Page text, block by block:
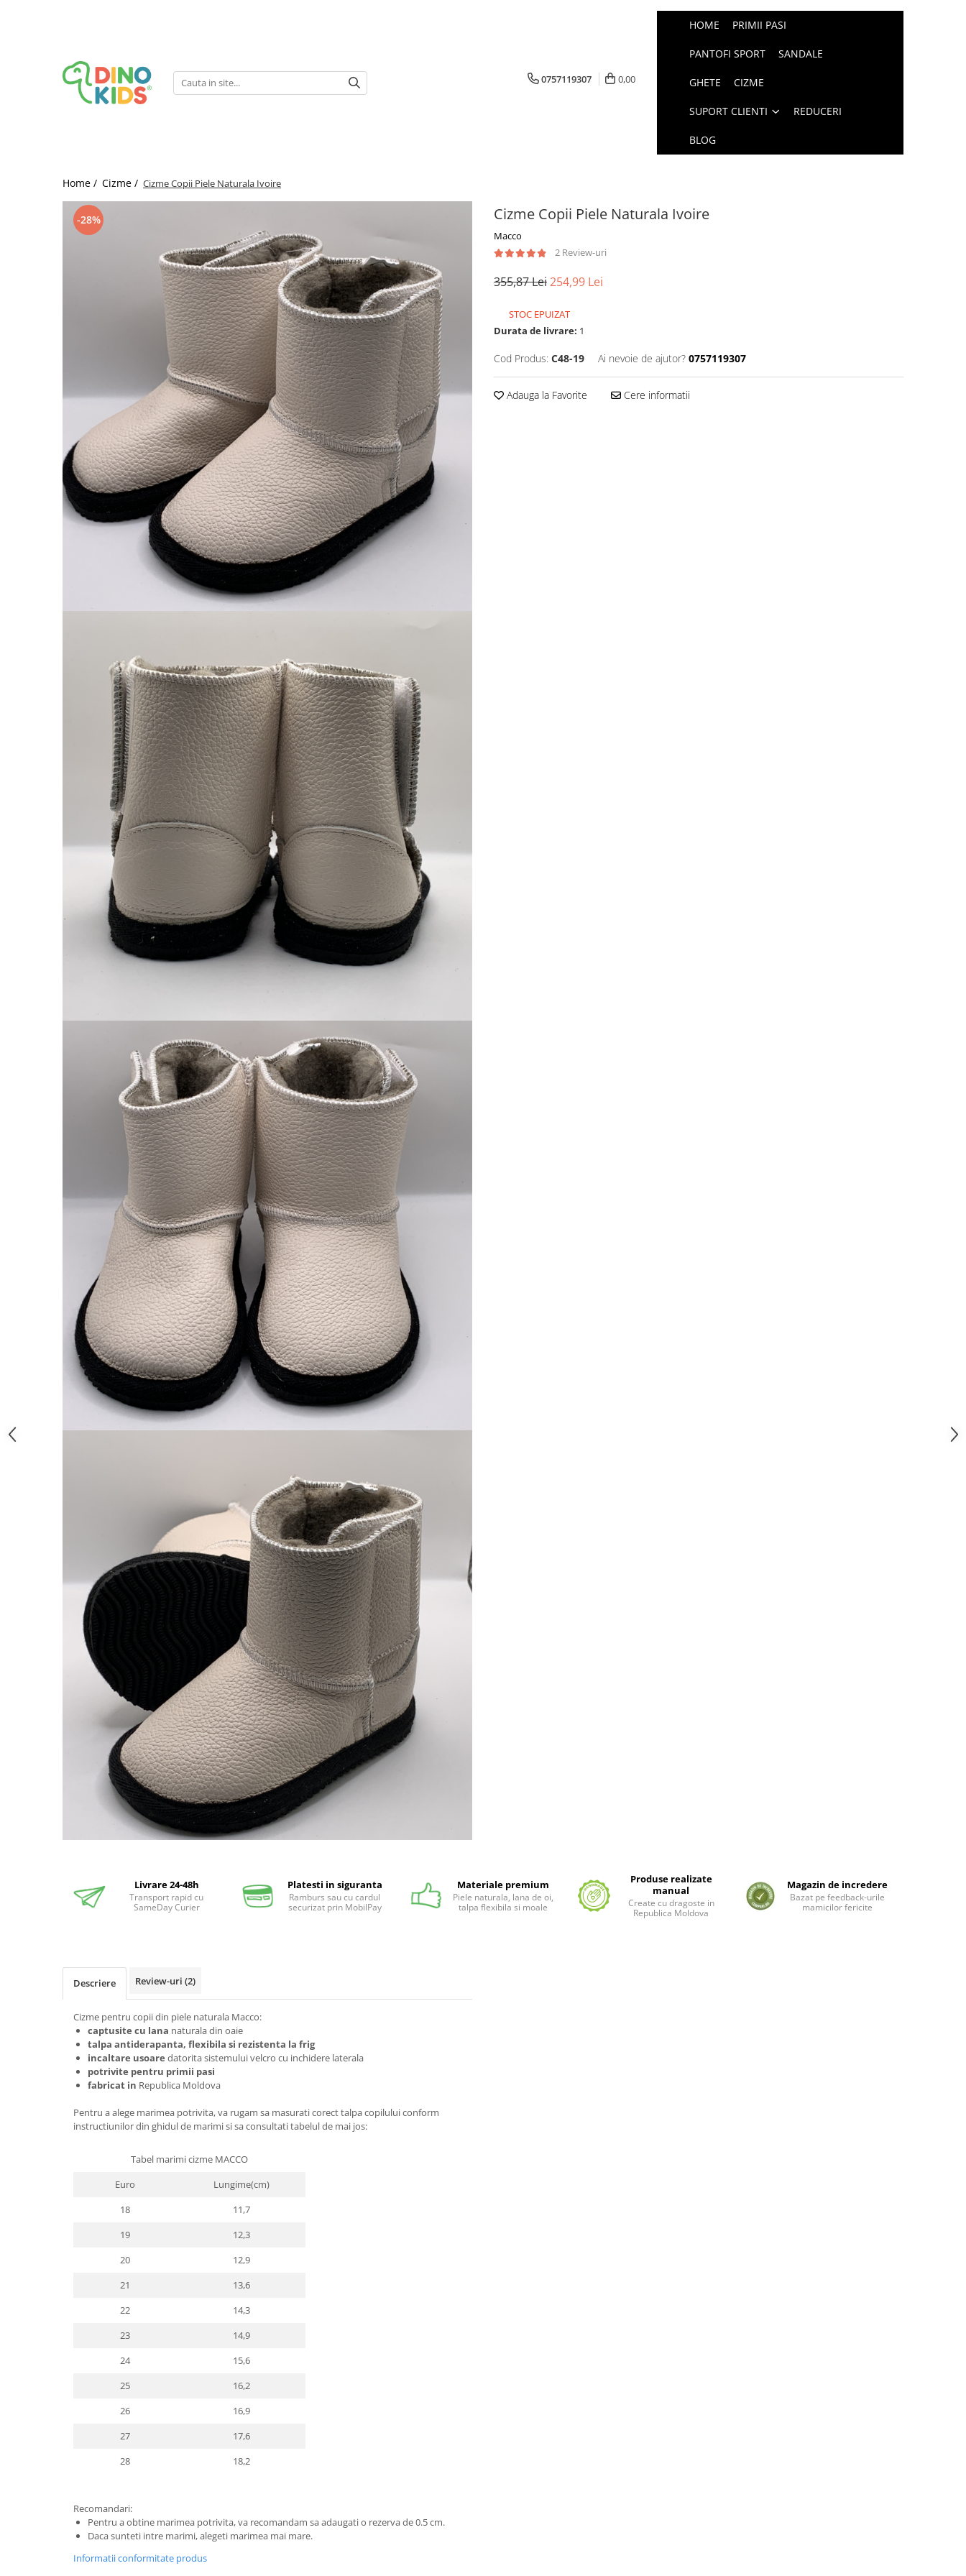
Politica de Retur
0757119307 0,00
HOME PRIMII PASI
PANTOFI SPORT SANDALE
GHETE CIZME
SUPORT CLIENTI REDUCERI
BLOG
Home / Cizme / Cizme Copii Piele Naturala Ivoire
-28%
Facebook
Cizme Copii Piele Naturala Ivoire
Macco
2 Review-uri
355,87 Lei254,99 Lei
STOC EPUIZAT
Durata de livrare: 1
Cod Produs: C48-19 Ai nevoie de ajutor? 0757119307
Adauga la Favorite Cere informatii
Livrare 24-48h
Transport rapid cu
SameDay Curier
Platesti in siguranta
Ramburs sau cu cardul
securizat prin MobilPay
Materiale premium
Piele naturala, lana de oi,
talpa flexibila si moale
Produse realizate
manual
Create cu dragoste in
Republica Moldova
Magazin de incredere
Bazat pe feedback-urile
mamicilor fericite
Descriere Review-uri (2)
Cizme pentru copii din piele naturala Macco:
captusite cu lana naturala din oaie
talpa antiderapanta, flexibila si rezistenta la frig
incaltare usoare datorita sistemului velcro cu inchidere laterala
potrivite pentru primii pasi
fabricat in Republica Moldova
Pentru a alege marimea potrivita, va rugam sa masurati corect talpa copilului conform
instructiunilor din ghidul de marimi si sa consultati tabelul de mai jos:
Tabel marimi cizme MACCO
Euro
Lungime(cm)
18
11,7
19
12,3
20
12,9
21
13,6
22
14,3
23
14,9
24
15,6
25
16,2
26
16,9
27
17,6
28
18,2
Recomandari:
Pentru a obtine marimea potrivita, va recomandam sa adaugati o rezerva de 0.5 cm.
Daca sunteti intre marimi, alegeti marimea mai mare.
Informatii conformitate produs